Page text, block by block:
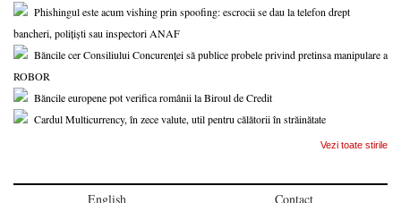
Phishingul este acum vishing prin spoofing: escrocii se dau la telefon drept
bancheri, polițiști sau inspectori ANAF
Băncile cer Consiliului Concurenței să publice probele privind pretinsa manipulare a
ROBOR
Băncile europene pot verifica românii la Biroul de Credit
Cardul Multicurrency, în zece valute, util pentru călătorii în străinătate
Vezi toate stirile
English Contact